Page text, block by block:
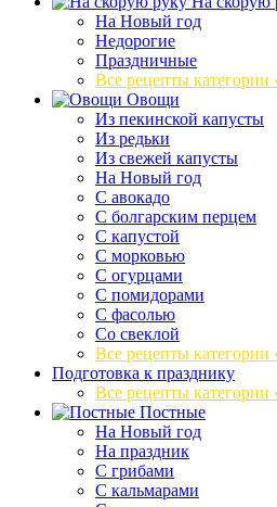
На Новый год
Недорогие
Праздничные
Все рецепты
Овощи
Из пекинской капусты
Из редьки
Из свежей капусты
На Новый год
С авокадо
С болгарским перцем
С капустой
С морковью
С огурцами
С помидорами
С фасолью
Со свеклой
Все рецепты
Подготовка к празднику
Все рецепты категории
Постные
На Новый год
На праздник
С грибами
С кальмарами